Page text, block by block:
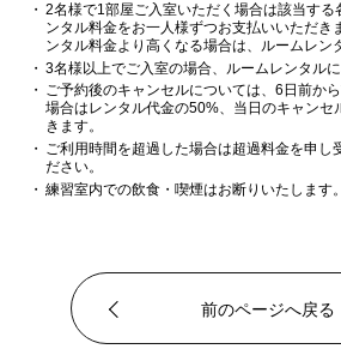
2名様で1部屋ご入室いただく場合は該当する
ンタル料金をお一人様ずつお支払いいただき
ンタル料金より高くなる場合は、ルームレン
3名様以上でご入室の場合、ルームレンタルに
ご予約後のキャンセルについては、6日前か
場合はレンタル代金の50%、当日のキャンセ
きます。
ご利用時間を超過した場合は超過料金を申し
ださい。
練習室内での飲食・喫煙はお断りいたします。
前のページへ戻る